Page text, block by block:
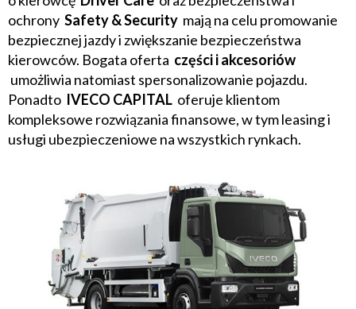
ochrony Safety & Security mają na celu promowanie
bezpiecznej jazdy i zwiększanie bezpieczeństwa
kierowców. Bogata oferta części i akcesoriów
umożliwia natomiast spersonalizowanie pojazdu.
Ponadto IVECO CAPITAL oferuje klientom
kompleksowe rozwiązania finansowe, w tym leasing i
usługi ubezpieczeniowe na wszystkich rynkach.